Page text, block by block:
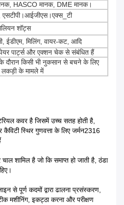
HASCO मानक, DME मानक।
एसटीपी।आईजीएस।एक्स_टी
शॉट्स
ईडीएम, मिलिंग, वायर-कट, आदि
पार्ट्स और एक्शन चेक से संबंधित हैं
दौरान किसी भी नुकसान से बचने के लिए
के मामले में
कवर है जिसमें उच्च सतह होती है,
कैविटी स्थिर गुणवत्ता के लिए जर्मन2316
शामिल है जो कि समाप्त हो जाती है, ठंडा
से पूर्ण कदमों द्वारा ढालना प्रसंस्करण,
मशीनिंग, इकट्ठा करना और परीक्षण